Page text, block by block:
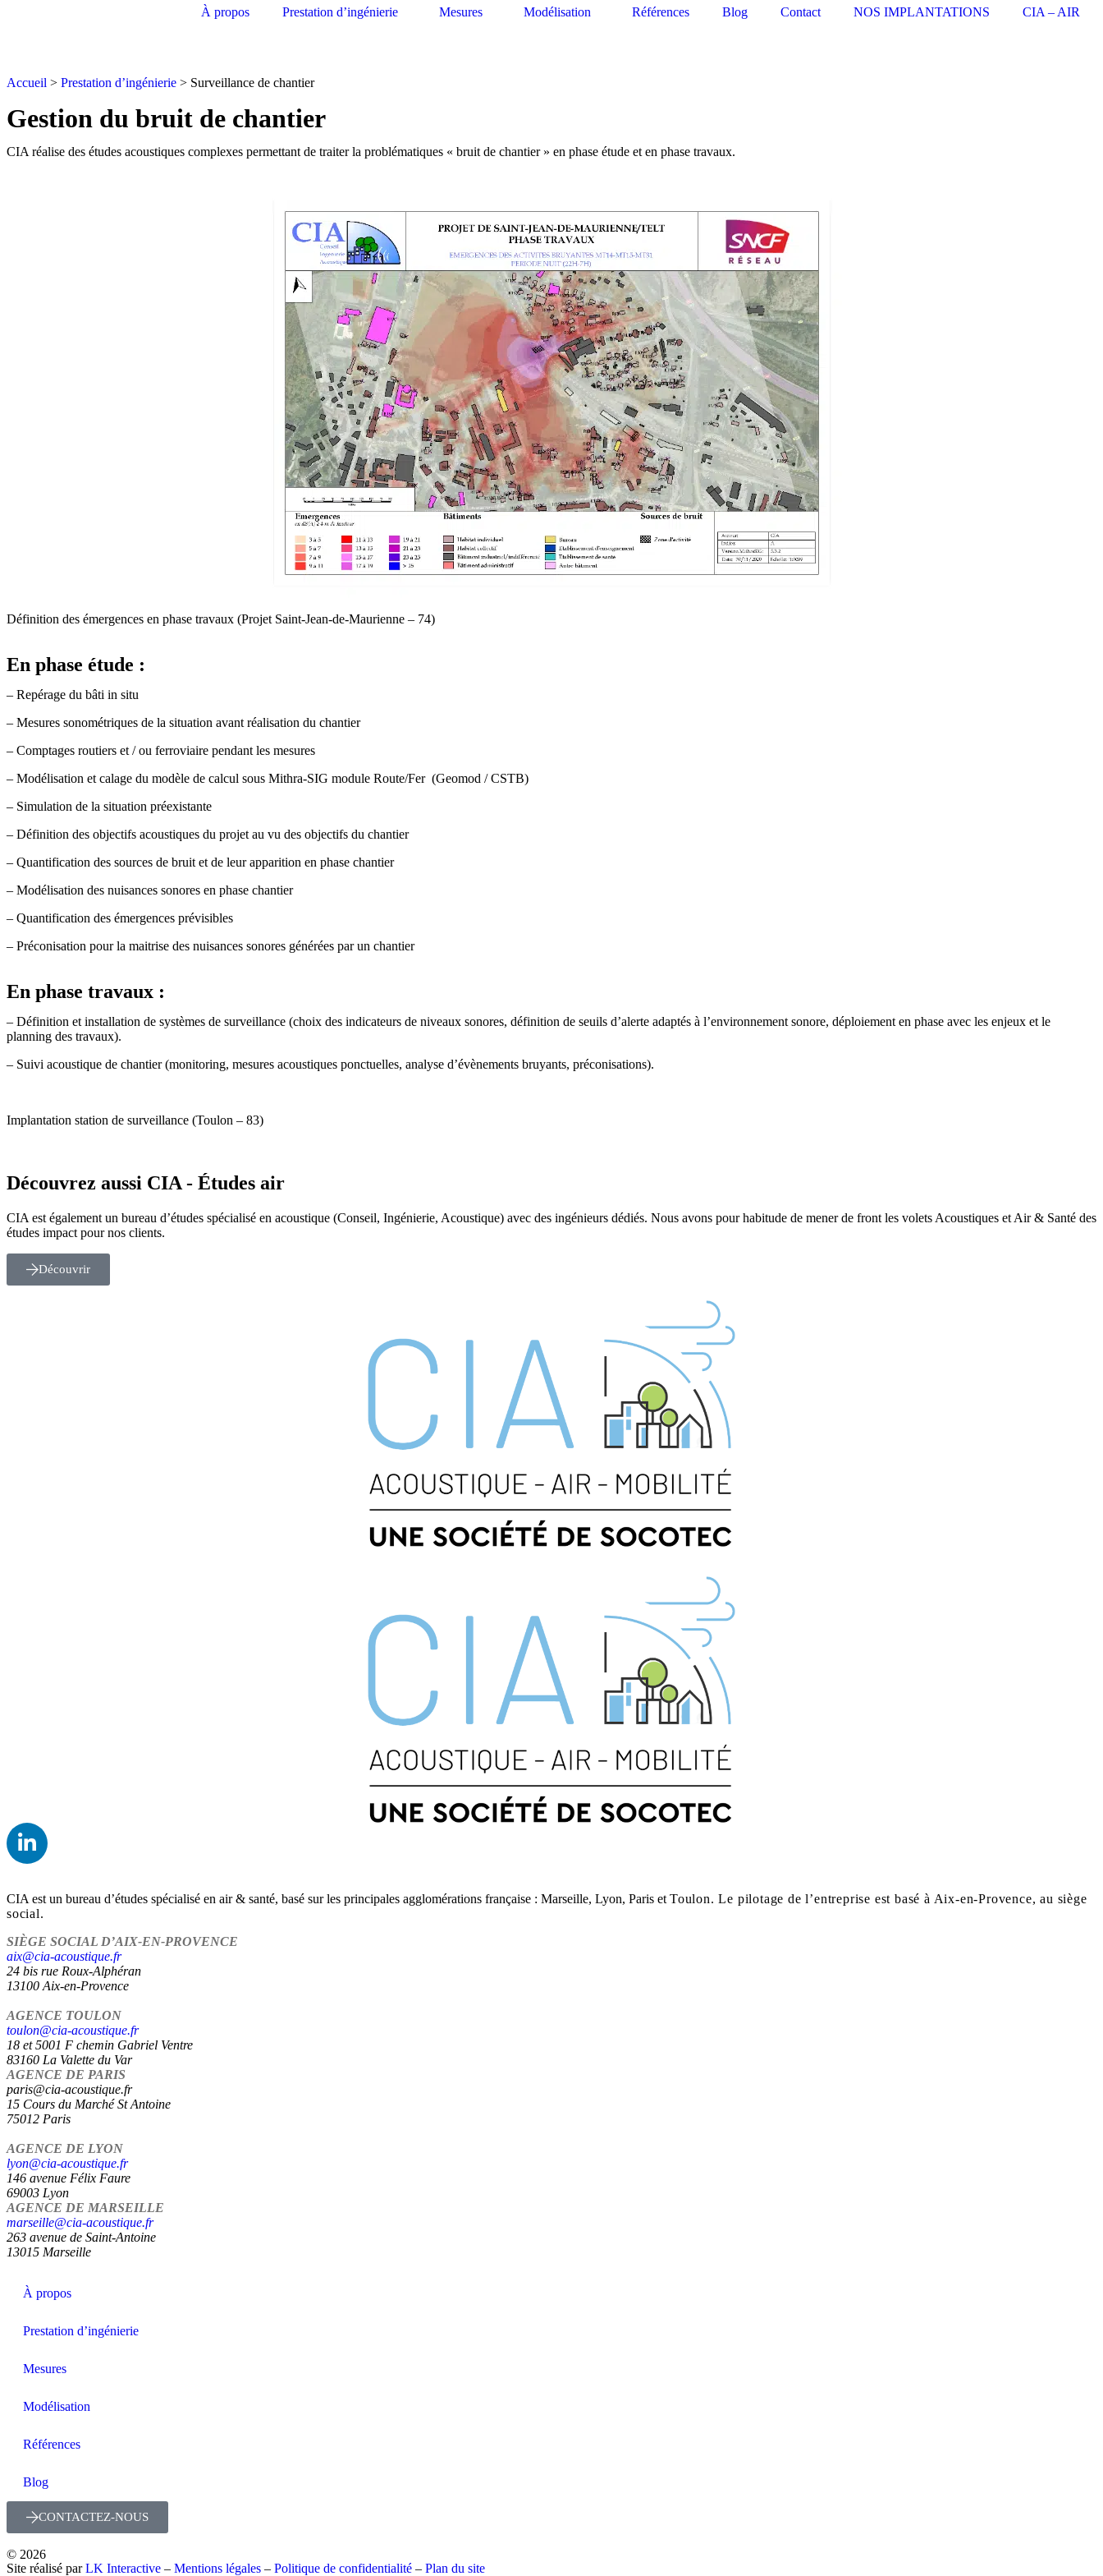
À propos Prestation d’ingénierie Mesures Modélisation Références Blog Contact NOS IMPLANTATIONS CIA – AIR
Accueil > Prestation d’ingénierie > Surveillance de chantier
Gestion du bruit de chantier
CIA réalise des études acoustiques complexes permettant de traiter la problématiques « bruit de chantier » en phase étude et en phase travaux.
Définition des émergences en phase travaux (Projet Saint-Jean-de-Maurienne – 74)
En phase étude :
– Repérage du bâti in situ
– Mesures sonométriques de la situation avant réalisation du chantier
– Comptages routiers et / ou ferroviaire pendant les mesures
– Modélisation et calage du modèle de calcul sous Mithra-SIG module Route/Fer (Geomod / CSTB)
– Simulation de la situation préexistante
– Définition des objectifs acoustiques du projet au vu des objectifs du chantier
– Quantification des sources de bruit et de leur apparition en phase chantier
– Modélisation des nuisances sonores en phase chantier
– Quantification des émergences prévisibles
– Préconisation pour la maitrise des nuisances sonores générées par un chantier
En phase travaux :
– Définition et installation de systèmes de surveillance (choix des indicateurs de niveaux sonores, définition de seuils d’alerte adaptés à l’environnement sonore, déploiement en phase avec les enjeux et le
planning des travaux).
– Suivi acoustique de chantier (monitoring, mesures acoustiques ponctuelles, analyse d’évènements bruyants, préconisations).
Implantation station de surveillance (Toulon – 83)
Découvrez aussi CIA - Études air
CIA est également un bureau d’études spécialisé en acoustique (Conseil, Ingénierie, Acoustique) avec des ingénieurs dédiés. Nous avons pour habitude de mener de front les volets Acoustiques et Air & Santé des
études impact pour nos clients.
Découvrir
CIA est un bureau d’études spécialisé en air & santé, basé sur les principales agglomérations française : Marseille, Lyon, Paris et Toulon. Le pilotage de l’entreprise est basé à Aix-en-Provence, au siège
social.
SIÈGE SOCIAL D’AIX-EN-PROVENCE
aix@cia-acoustique.fr
24 bis rue Roux-Alphéran
13100 Aix-en-Provence
AGENCE TOULON
toulon@cia-acoustique.fr
18 et 5001 F chemin Gabriel Ventre
83160 La Valette du Var
AGENCE DE PARIS
paris@cia-acoustique.fr
15 Cours du Marché St Antoine
75012 Paris
AGENCE DE LYON
lyon@cia-acoustique.fr
146 avenue Félix Faure
69003 Lyon
AGENCE DE MARSEILLE
marseille@cia-acoustique.fr
263 avenue de Saint-Antoine
13015 Marseille
À propos
Prestation d’ingénierie
Mesures
Modélisation
Références
Blog
CONTACTEZ-NOUS
© 2026
Site réalisé parLK Interactive – Mentions légales – Politique de confidentialité – Plan du site